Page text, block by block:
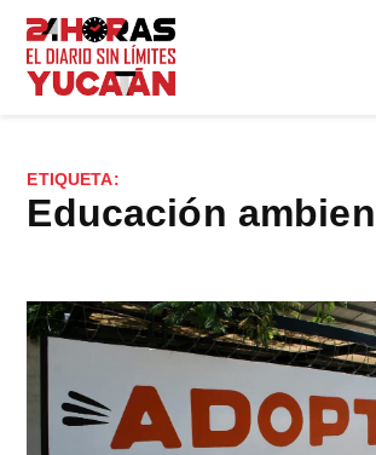
Saltar
contenido
ETIQUETA:
educación